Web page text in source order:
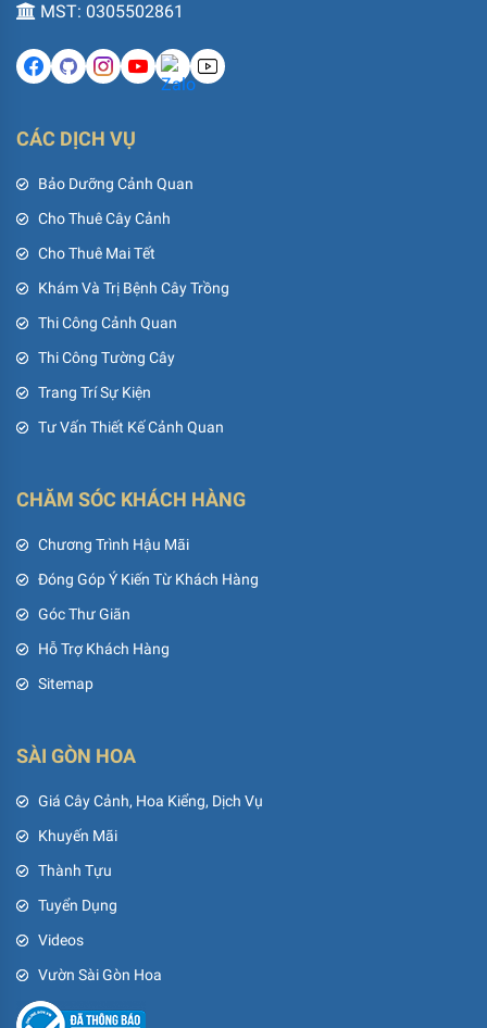
MST: 0305502861
CÁC DỊCH VỤ
Bảo Dưỡng Cảnh Quan
Cho Thuê Cây Cảnh
Cho Thuê Mai Tết
Khám Và Trị Bệnh Cây Trồng
Thi Công Cảnh Quan
Thi Công Tường Cây
Trang Trí Sự Kiện
Tư Vấn Thiết Kế Cảnh Quan
CHĂM SÓC KHÁCH HÀNG
Chương Trình Hậu Mãi
Đóng Góp Ý Kiến Từ Khách Hàng
Góc Thư Giãn
Hỗ Trợ Khách Hàng
Sitemap
SÀI GÒN HOA
Giá Cây Cảnh, Hoa Kiểng, Dịch Vụ
Khuyến Mãi
Thành Tựu
Tuyển Dụng
Videos
Vườn Sài Gòn Hoa